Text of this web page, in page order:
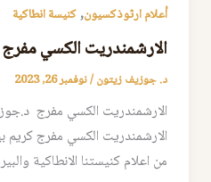
أعلام ارثوذكسيون,كنيسة انطاكية
الارشمندريت الكسي مفرج
د. جوزيف زيتون/نوفمبر 26, 2023
الارشمندريت الكسي مفرج كريم
من اعلام كنيستنا الانطاكية